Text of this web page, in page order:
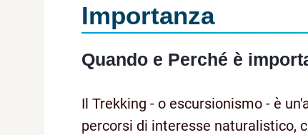
Importanza
Quando e Perché è
Il Trekking - o escursionismo - è
percorsi di interesse naturalistico,